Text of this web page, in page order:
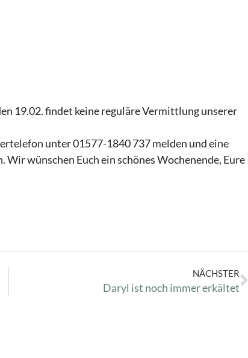
19.02. findet keine reguläre Vermittlung unserer
unter 01577-1840 737 melden und eine
wünschen Euch ein schönes Wochenende, Eure
NÄCHSTER
Daryl ist noch immer erkältet